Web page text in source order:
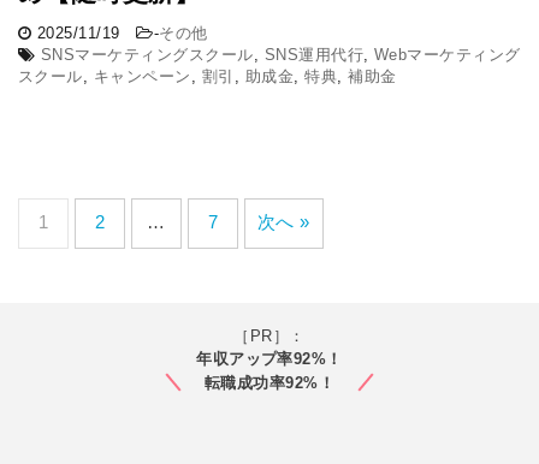
2025/11/19 -その他
SNSマーケティングスクール, SNS運用代行,Webマーケティング
スクール, キャンペーン , 割引 , 助成金,特典,補助金
1 2 … 7 次へ »
［PR］：
年収アップ率92%！
転職成功率92%！